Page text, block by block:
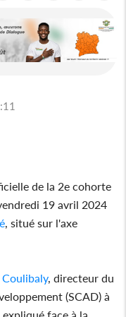
de la 2e cohorte
19 avril 2024
, situé sur l'axe
, directeur du
(SCAD) à